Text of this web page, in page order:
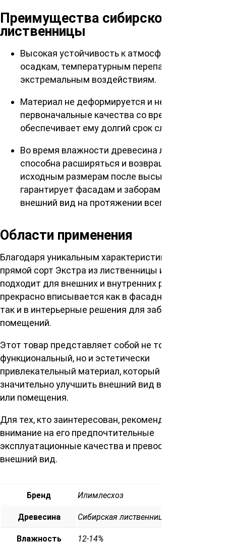
Преимущества сибирской
лиственницы
Высокая устойчивость к атмосферным
осадкам, температурным перепадам и другим
экстремальным воздействиям.
Материал не деформируется и не теряет свои
первоначальные качества со временем, что
обеспечивает ему долгий срок службы.
Во время влажности древесина лиственницы
способна расширяться и возвращаться к
исходным размерам после высыхания, что
гарантирует фасадам и заборам отличный
внешний вид на протяжении всего года.
Области применения
Благодаря уникальным характеристикам, планкен
прямой сорт Экстра из лиственницы идеально
подходит для внешних и внутренних работ. Он
прекрасно вписывается как в фасадные работы,
так и в интерьерные решения для заборов и отделки
помещений.
Этот товар представляет собой не только
функциональный, но и эстетически
привлекательный материал, который может
значительно улучшить внешний вид вашего здания
или помещения.
Для тех, кто заинтересован, рекомендуем обратить
внимание на его предпочтительные
эксплуатационные качества и превосходный
внешний вид.
Бренд Илимлесхоз
Древесина Сибирская лиственница
Влажность 12-14%